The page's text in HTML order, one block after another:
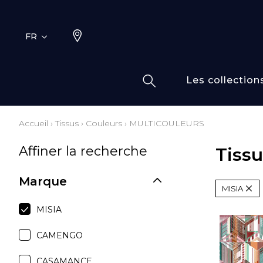
FR
Les
Laine
Accueil ›Tissus › Couleurs › MULTICOULEURS
Affiner la recherche
Marque
MISIA
CAMENGO
MISIA